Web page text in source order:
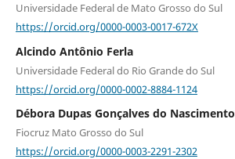
Universidade Federal de Mato Grosso do Sul
https://orcid.org/0000-0003-0017-672X
Alcindo Antônio Ferla
Universidade Federal do Rio Grande do Sul
https://orcid.org/0000-0002-8884-1124
Débora Dupas Gonçalves do Nascimento
Fiocruz Mato Grosso do Sul
https://orcid.org/0000-0003-2291-2302